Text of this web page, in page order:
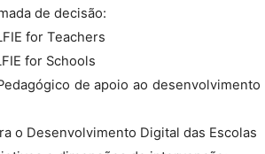
de decisão:
for Teachers
for Schools
de apoio ao desenvolvimento
o Desenvolvimento Digital das Escolas